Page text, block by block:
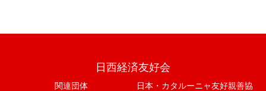
日西経済友好会
関連団体
日本・カタルーニャ友好親善協